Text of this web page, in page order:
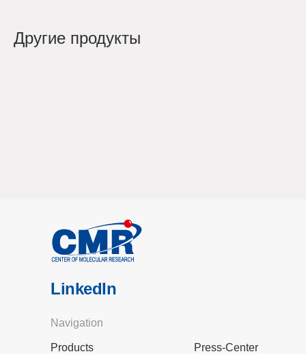
Другие продукты
LinkedIn
Navigation
Products
Press-Center